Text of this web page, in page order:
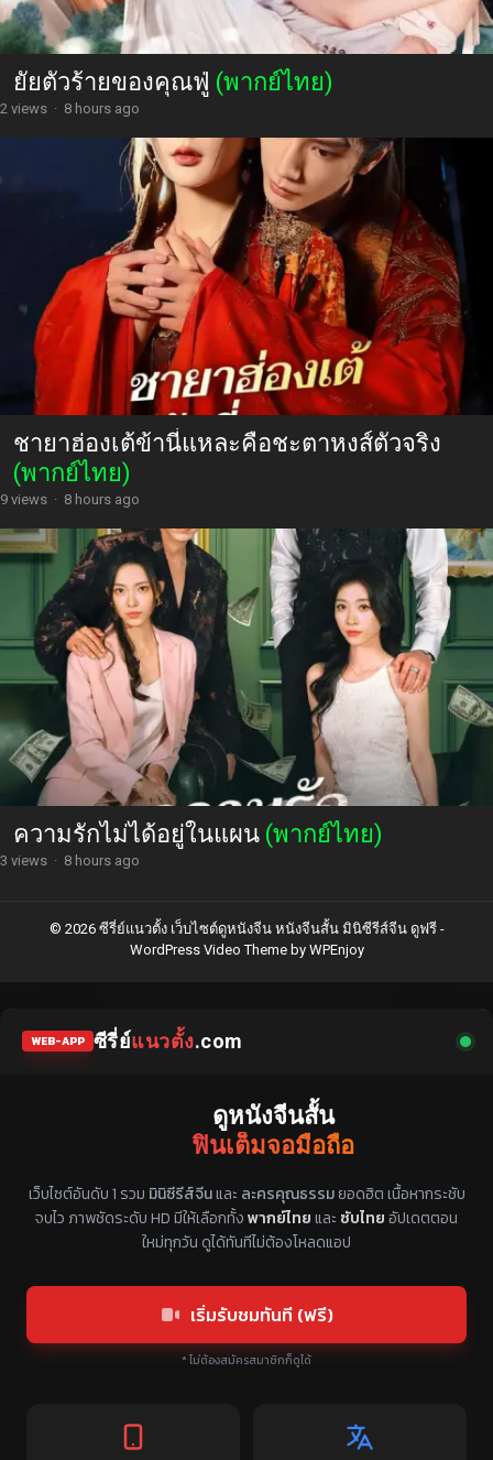
ยัยตัวร้ายของคุณฟู่ (พากย์ไทย)
2 views · 8 hours ago
ชายาฮ่องเต้ข้านี่แหละคือชะตาหงส์ตัวจริง
(พากย์ไทย)
9 views · 8 hours ago
ความรักไม่ได้อยู่ในแผน (พากย์ไทย)
3 views · 8 hours ago
© 2026 ซีรี่ย์แนวตั้ง เว็บไซต์ดูหนังจีน หนังจีนสั้น มินิซีรีส์จีน ดูฟรี -
WordPress Video Themeby WPEnjoy
WEB-APP ซีรี่ย์แนวตั้ง.com
ดูหนังจีนสั้น
ฟินเต็มจอมือถือ
แหล่งรวมซีรี่ย์จีนแนวตั้ง พากย์ไทย ซับไทย
เว็บไซต์อันดับ 1 รวม มินิซีรีส์จีนและ ละครคุณธรรมยอดฮิต เนื้อหากระชับ
จบไว ภาพชัดระดับ HD มีให้เลือกทั้งพากย์ไทยและ ซับไทยอัปเดตตอน
ใหม่ทุกวัน ดูได้ทันทีไม่ต้องโหลดแอป
เริ่มรับชมทันที (ฟรี)
* ไม่ต้องสมัครสมาชิกก็ดูได้